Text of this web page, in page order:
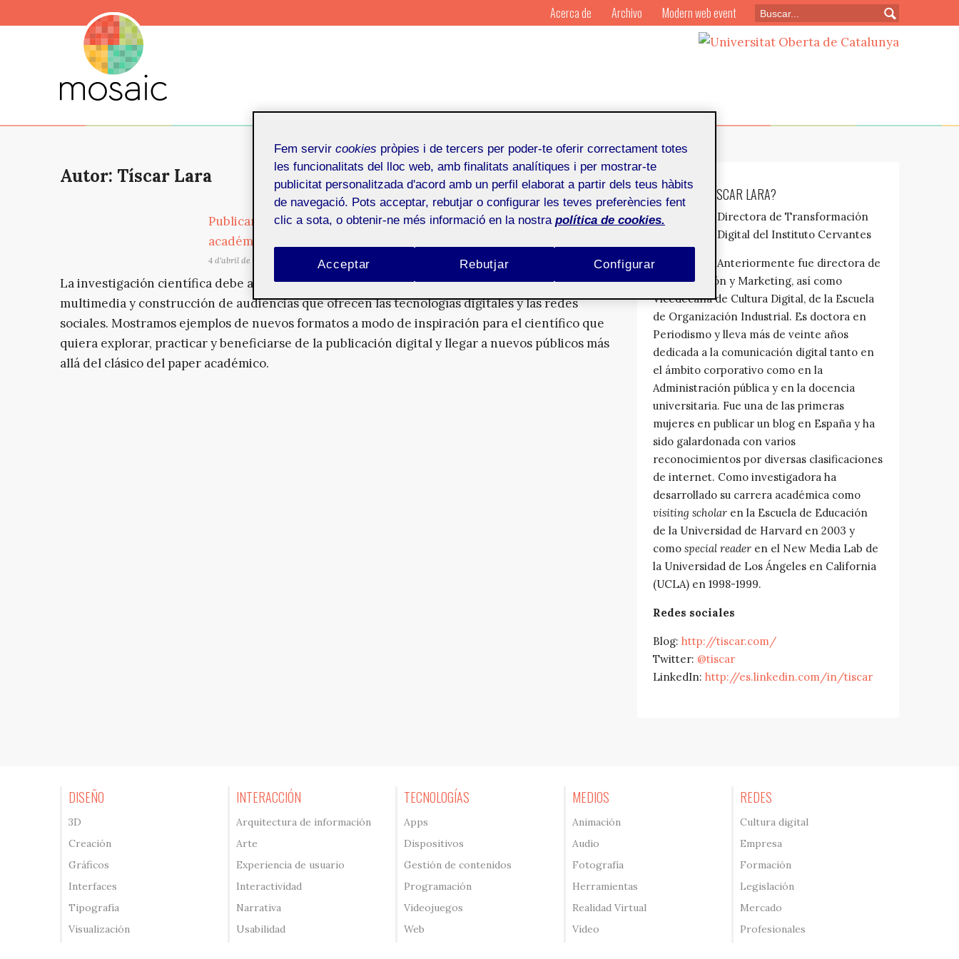
Autor: Tíscar Lara
Publicar más allá delpaper. Nuevos territorios parainfluencers
académicos
4 d'abril de 2022
La investigación científica debe aprovechar las ventajas de expresión narrativa, comunicación
multimedia y construcción de audiencias que ofrecen las tecnologías digitales y las redes
sociales. Mostramos ejemplos de nuevos formatos a modo de inspiración para el científico que
quiera explorar, practicar y beneficiarse de la publicación digital y llegar a nuevos públicos más
allá del clásico del paper académico.
¿QUIÉN ES: TÍSCAR LARA?
Directora de Transformación
Digital del Instituto Cervantes
Anteriormente fue directora de
Comunicación y Marketing, así como
Vicedecana de Cultura Digital, de la Escuela
de Organización Industrial. Es doctora en
Periodismo y lleva más de veinte años
dedicada a la comunicación digital tanto en
el ámbito corporativo como en la
Administración pública y en la docencia
universitaria. Fue una de las primeras
mujeres en publicar un blog en España y ha
sido galardonada con varios
reconocimientos por diversas clasificaciones
de internet. Como investigadora ha
desarrollado su carrera académica como
visiting scholar en la Escuela de Educación
de la Universidad de Harvard en 2003 y
como special reader en el New Media Lab de
la Universidad de Los Ángeles en California
(UCLA) en 1998-1999.
Redes sociales
Blog: http://tiscar.com/
Twitter: @tiscar
LinkedIn: http://es.linkedin.com/in/tiscar
DISEÑO
3D
Creación
Gráficos
Interfaces
Tipografía
Visualización
INTERACCIÓN
Arquitectura de información
Arte
Experiencia de usuario
Interactividad
Narrativa
Usabilidad
TECNOLOGÍAS
Apps
Dispositivos
Gestión de contenidos
Programación
Videojuegos
Web
MEDIOS
Animación
Audio
Fotografía
Herramientas
Realidad Virtual
Vídeo
REDES
Cultura digital
Empresa
Formación
Legislación
Mercado
Profesionales
Acerca de Archivo Modern web event
Fem servir cookies pròpies i de tercers per poder-te oferir correctament totes
les funcionalitats del lloc web, amb finalitats analítiques i per mostrar-te
publicitat personalitzada d'acord amb un perfil elaborat a partir dels teus hàbits
de navegació. Pots acceptar, rebutjar o configurar les teves preferències fent
clic a sota, o obtenir-ne més informació en la nostra política de cookies.
Rebutjar
Acceptar Configurar